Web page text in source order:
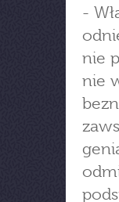
-
nie
nie